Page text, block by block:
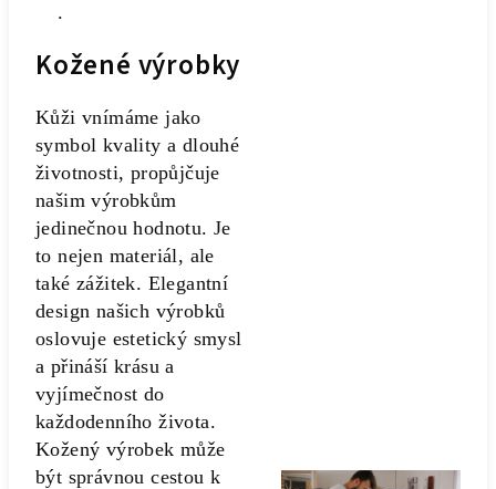
.
Kožené výrobky
Kůži vnímáme jako
symbol kvality a dlouhé
životnosti, propůjčuje
našim výrobkům
jedinečnou hodnotu. Je
to nejen materiál, ale
také zážitek. Elegantní
design našich výrobků
oslovuje estetický smysl
a přináší krásu a
vyjímečnost do
každodenního života.
Kožený výrobek může
být správnou cestou k